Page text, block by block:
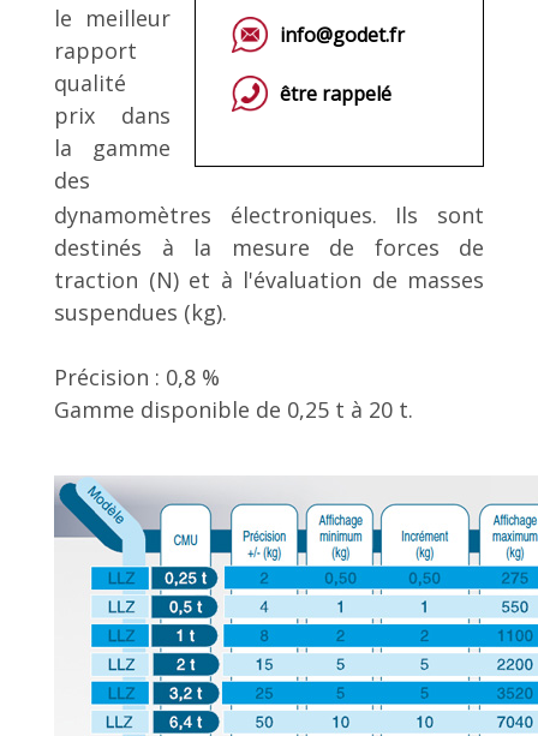
info@godet.fr
être rappelé
le meilleur
rapport
qualité
prix dans
la gamme
des
dynamomètres électroniques. Ils sont
destinés à la mesure de forces de
traction (N) et à l'évaluation de masses
suspendues (kg).
Précision : 0,8 %
Gamme disponible de 0,25 t à 20 t.